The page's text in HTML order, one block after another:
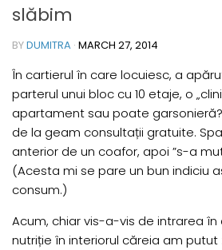
slăbim
BYDUMITRA · MARCH 27, 2014
În cartierul în care locuiesc, a
parterul unui bloc cu 10 etaje, o
apartament sau poate
de la geam consultații gratuite.
anterior de un coafor, apoi ”s-a
(Acesta mi se pare un bun indiciu
consum.)
Acum, chiar vis-a-vis de intrarea în
nutriție în interiorul căreia am putut